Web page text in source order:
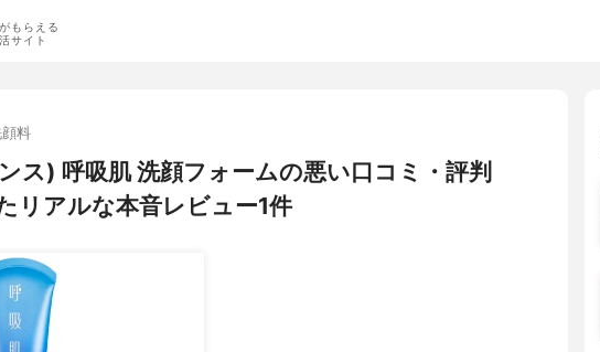
もらえる
サイト
料
ス) 呼吸肌 洗顔フォームの悪い口コミ・評判
リアルな本音レビュー1件